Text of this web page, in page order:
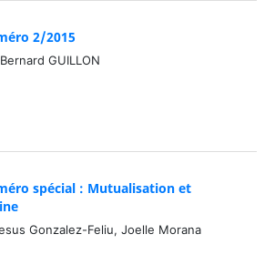
2/2015
GUILLON
spécial : Mutualisation et
Gonzalez-Feliu, Joelle Morana